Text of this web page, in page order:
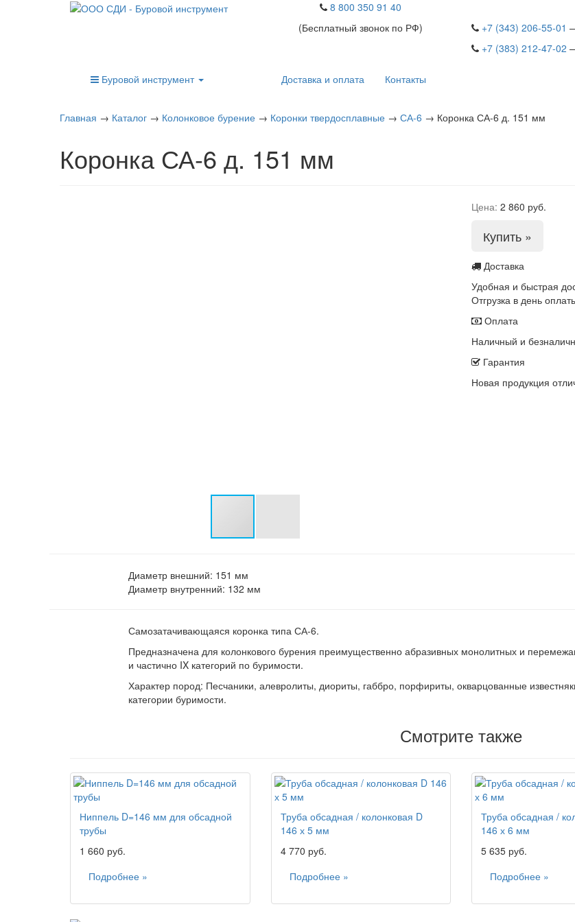
8 800 350 91 40
(Бесплатный звонок по РФ)
+7 (343) 206-55-01
+7 (383) 212-47-02
Буровой инструмент Доставка и оплата Контакты
Главная → Каталог → Колонковое бурение → Коронки твердосплавные → СА-6 → Коронка СА-6 д. 151 мм
Коронка СА-6 д. 151 мм
Цена: 2 860 руб.
Купить »
Доставка
Удобная и быстрая
Отгрузка в день
Оплата
Наличный и
Гарантия
Новая продукция
Диаметр внешний: 151 мм
Диаметр внутренний: 132 мм
Самозатачивающаяся коронка типа СА-6.
Предназначена для колонкового бурения преимущественно абразивных монолитных и
и частично IX категорий по буримости.
Характер пород: Песчаники, алевролиты, диориты, габбро, порфириты, окварцованные
категории буримости.
Смотрите также
Ниппель D=146 мм для обсадной
трубы
1 660 руб.
Подробнее »
Труба обсадная / колонковая D
146 х 5 мм
4 770 руб.
Подробнее »
Труба обсадная /
146 х 6 мм
5 635 руб.
Подробнее »